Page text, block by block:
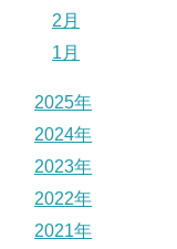
2月
1月
2025年
2024年
2023年
2022年
2021年